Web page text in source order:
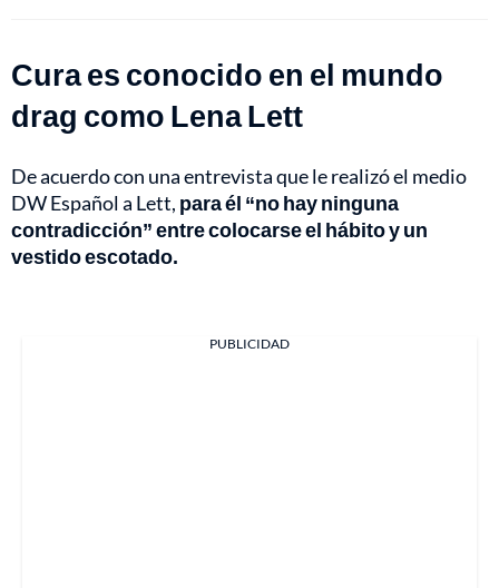
Cura es conocido en el mundo
drag como Lena Lett
De acuerdo con una entrevista que le realizó el medio
DW Español a Lett, para él “no hay ninguna
contradicción” entre colocarse el hábito y un
vestido escotado.
PUBLICIDAD